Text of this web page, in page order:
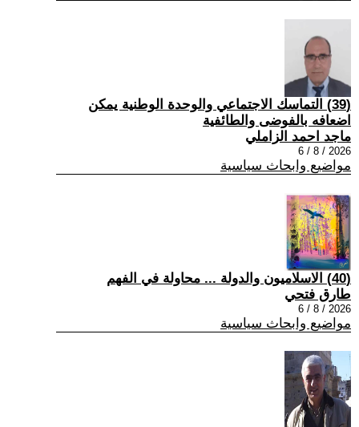
(39) التماسك الاجتماعي والوحدة الوطنية يمكن
اضعافه بالفوضى والطائفية
ماجد احمد الزاملي
2026 / 8 / 6
مواضيع وابحاث سياسية
(40) الاسلاميون والدولة ... محاولة في الفهم
طارق فتحي
2026 / 8 / 6
مواضيع وابحاث سياسية